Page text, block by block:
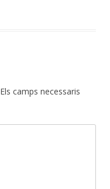
Els camps necessaris